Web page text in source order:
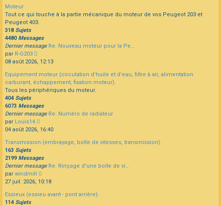
Moteur
Tout ce qui touche à la partie mécanique du moteur de vos Peugeot 203 et
Peugeot 403.
318 Sujets
4480Messages
Dernier message Re: Nouveau moteur pour la Pe…
par R-G203
le
message
08 août 2026, 12:13
Equipement moteur (circulation d'huile et d'eau, filtre à air, alimentation
carburant, échappement, fixation moteur).
Tous les périphériques du moteur.
404 Sujets
6073 Messages
Dernier message Re: Numéro de radiateur
par Louis14
le
message
04 août 2026, 16:40
Transmission (embrayage, boîte de vitesses, transmission).
163 Sujets
2199 Messages
Dernier message Re: Rinçage d'une boîte de vi…
par windmill
le
message
27 juil. 2026, 10:18
Essieux (essieu avant - pont arrière).
114 Sujets